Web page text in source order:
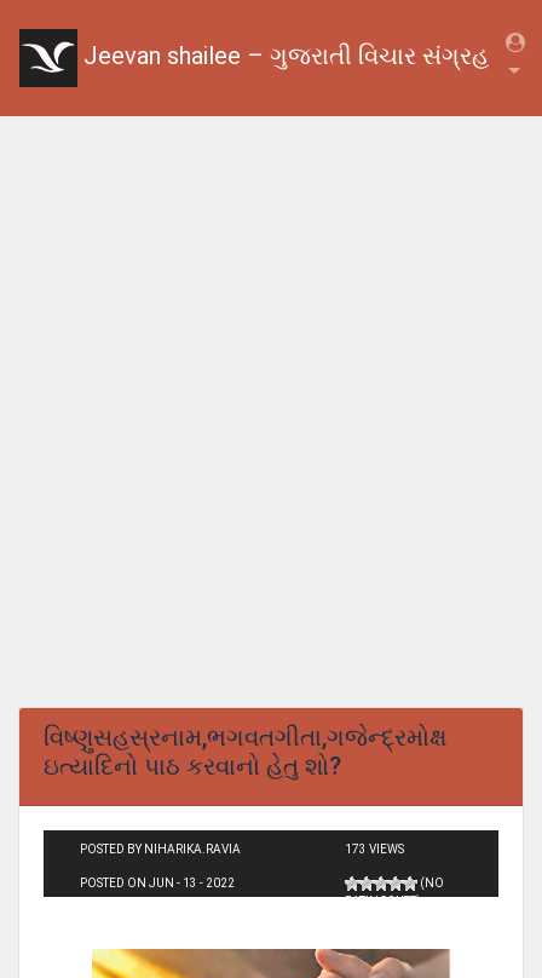
Jeevan shailee – ગુજરાતી વિચાર સંગ્રહ
વિષ્ણુસહસ્રનામ,ભગવતગીતા,ગજેન્દ્રમોક્ષ
ઇત્યાદિનો પાઠ કરવાનો હેતુ શો?
POSTED BY NIHARIKA.RAVIA
POSTED ON JUN - 13 - 2022
173 VIEWS
(NO
RATINGS YET)